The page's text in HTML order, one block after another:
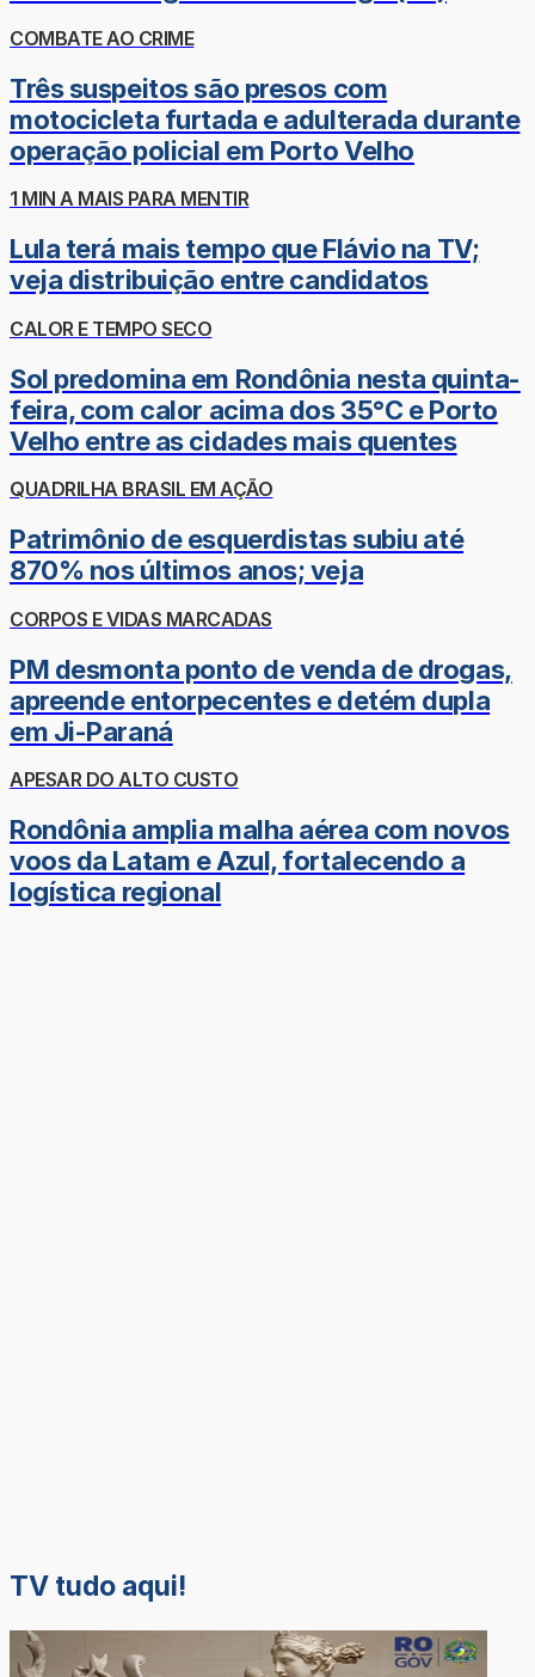
COMBATE AO CRIME
Três suspeitos são presos com
motocicleta furtada e adulterada durante
operação policial em Porto Velho
1 MIN A MAIS PARA MENTIR
Lula terá mais tempo que Flávio na TV;
veja distribuição entre candidatos
CALOR E TEMPO SECO
Sol predomina em Rondônia nesta quinta-
feira, com calor acima dos 35°C e Porto
Velho entre as cidades mais quentes
QUADRILHA BRASIL EM AÇÃO
Patrimônio de esquerdistas subiu até
870% nos últimos anos; veja
CORPOS E VIDAS MARCADAS
PM desmonta ponto de venda de drogas,
apreende entorpecentes e detém dupla
em Ji-Paraná
APESAR DO ALTO CUSTO
Rondônia amplia malha aérea com novos
voos da Latam e Azul, fortalecendo a
logística regional
TV tudo aqui!